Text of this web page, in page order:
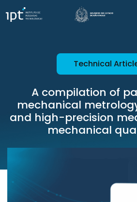
Technical
A compilation of
mechanical
and high-precision
mechanical